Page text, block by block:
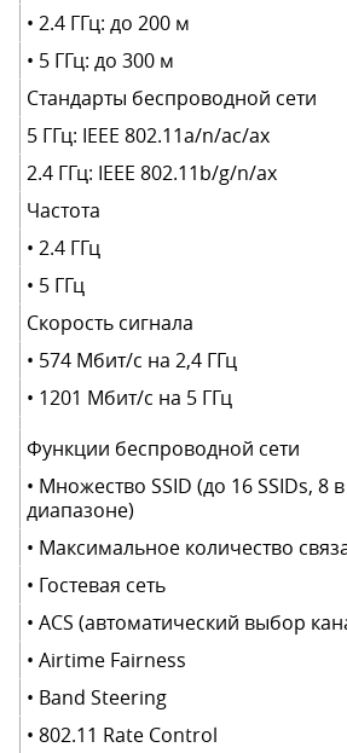
• 2.4 ГГц: до 200 м
• 5 ГГц: до 300 м
Стандарты беспроводной сети
5 ГГц: IEEE 802.11a/n/ac/ax
2.4 ГГц: IEEE 802.11b/g/n/ax
Частота
• 2.4 ГГц
• 5 ГГц
Скорость сигнала
• 574 Мбит/с на 2,4 ГГц
• 1201 Мбит/с на 5 ГГц
Функции беспроводной сети
• Множество SSID (до 16 SSIDs, 8
диапазоне)
• Максимальное количество
• Гостевая сеть
• ACS (автоматический выбор
• Airtime Fairness
• Band Steering
• 802.11 Rate Control